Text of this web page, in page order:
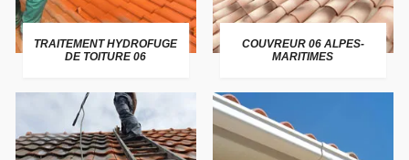
TRAITEMENT HYDROFUGE
DE TOITURE 06
COUVREUR 06 ALPES-
MARITIMES